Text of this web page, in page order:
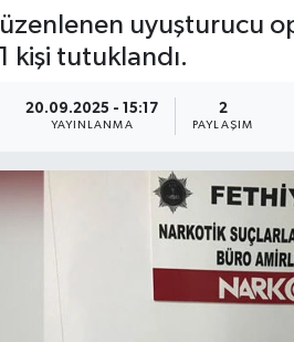
uyuşturucu
kişi tutuklandı.
20.09.2025 - 15:17
YAYINLANMA
2
PAYLAŞIM